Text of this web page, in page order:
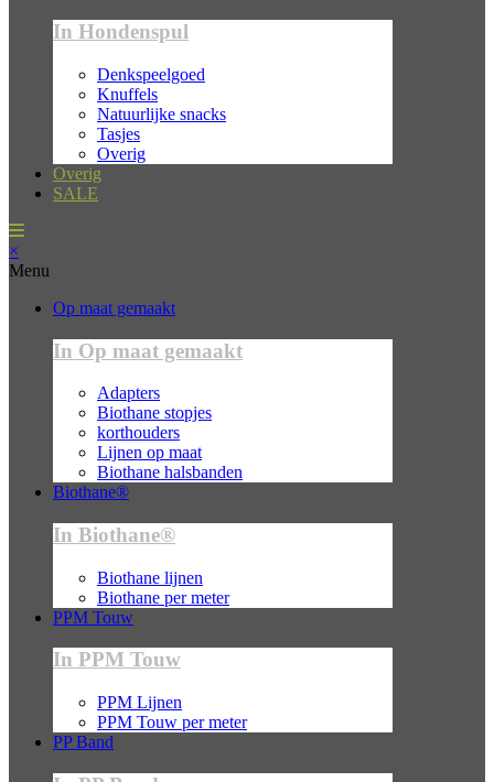
In Hondenspul
Denkspeelgoed
Knuffels
Natuurlijke snacks
Tasjes
Overig
Overig
SALE
×
Menu
Op maat gemaakt
In Op maat gemaakt
Adapters
Biothane stopjes
korthouders
Lijnen op maat
Biothane halsbanden
Biothane®
In Biothane®
Biothane lijnen
Biothane per meter
PPM Touw
In PPM Touw
PPM Lijnen
PPM Touw per meter
PP Band